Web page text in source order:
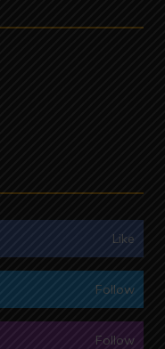
Like
Follow
Follow